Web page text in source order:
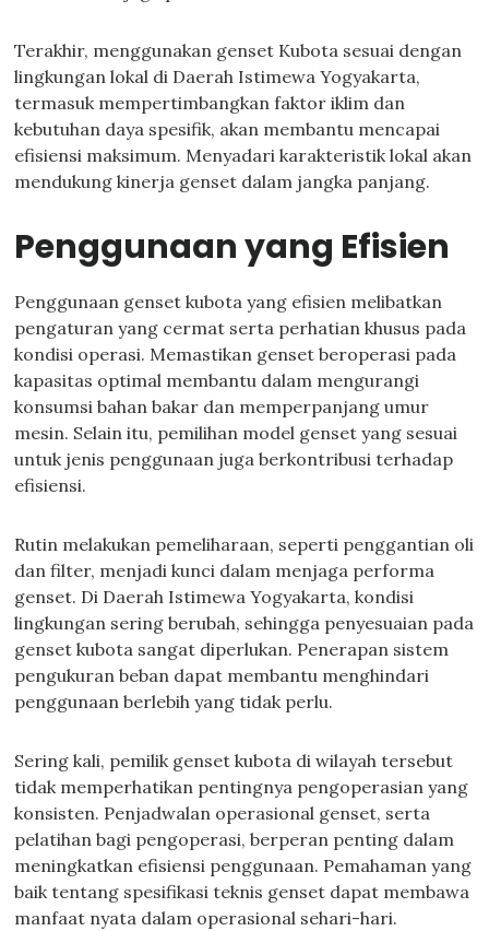
Terakhir, menggunakan genset Kubota sesuai dengan
lingkungan lokal di Daerah Istimewa Yogyakarta,
termasuk mempertimbangkan faktor iklim dan
kebutuhan daya spesifik, akan membantu mencapai
efisiensi maksimum. Menyadari karakteristik lokal akan
mendukung kinerja genset dalam jangka panjang.
Penggunaan yang Efisien
Penggunaan genset kubota yang efisien melibatkan
pengaturan yang cermat serta perhatian khusus pada
kondisi operasi. Memastikan genset beroperasi pada
kapasitas optimal membantu dalam mengurangi
konsumsi bahan bakar dan memperpanjang umur
mesin. Selain itu, pemilihan model genset yang sesuai
untuk jenis penggunaan juga berkontribusi terhadap
efisiensi.
Rutin melakukan pemeliharaan, seperti penggantian oli
dan filter, menjadi kunci dalam menjaga performa
genset. Di Daerah Istimewa Yogyakarta, kondisi
lingkungan sering berubah, sehingga penyesuaian pada
genset kubota sangat diperlukan. Penerapan sistem
pengukuran beban dapat membantu menghindari
penggunaan berlebih yang tidak perlu.
Sering kali, pemilik genset kubota di wilayah tersebut
tidak memperhatikan pentingnya pengoperasian yang
konsisten. Penjadwalan operasional genset, serta
pelatihan bagi pengoperasi, berperan penting dalam
meningkatkan efisiensi penggunaan. Pemahaman yang
baik tentang spesifikasi teknis genset dapat membawa
manfaat nyata dalam operasional sehari-hari.